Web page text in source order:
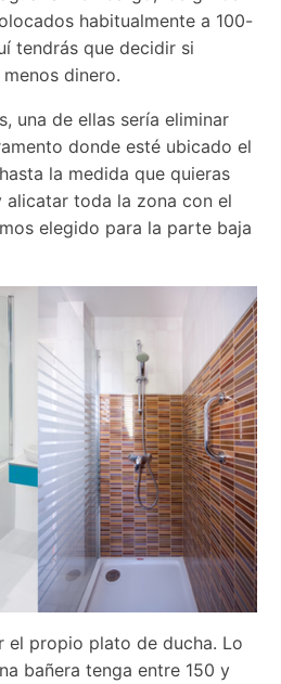
habitualmente a 100-
tendrás que decidir si
dinero.
una de ellas sería eliminar
donde esté ubicado el
la medida que quieras
toda la zona con el
elegido para la parte baja
el propio plato de ducha. Lo
bañera tenga entre 150 y